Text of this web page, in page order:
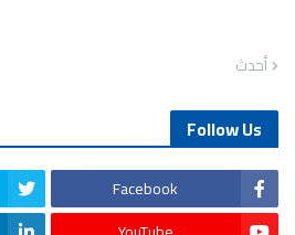
أحدث
Follow Us
Facebook